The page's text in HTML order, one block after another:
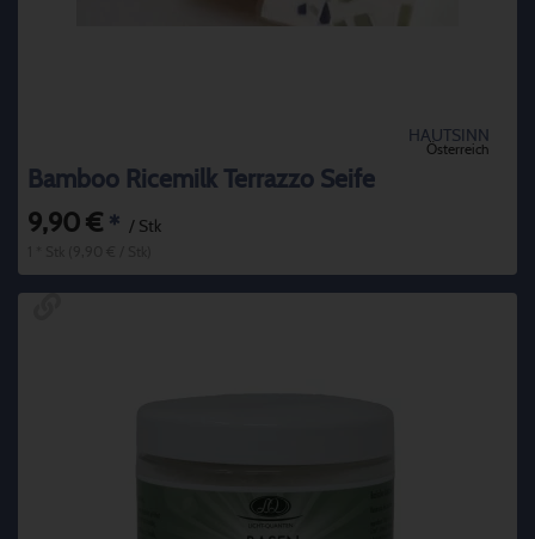
HAUTSINN
Österreich
Bamboo Ricemilk Terrazzo Seife
9,90 € * / Stk